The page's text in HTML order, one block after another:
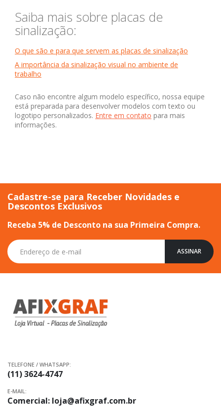
Saiba mais sobre placas de
sinalização:
O que são e para que servem as placas de sinalização
A importância da sinalização visual no ambiente de
trabalho
Caso não encontre algum modelo específico, nossa equipe
está preparada para desenvolver modelos com texto ou
logotipo personalizados. Entre em contato para mais
informações.
Cadastre-se para Receber Novidades e
Descontos Exclusivos
Receba 5% de Desconto na sua Primeira Compra.
Inscreva-
se
na
ASSINAR
TELEFONE / WHATSAPP:
(11) 3624-4747
E-MAIL:
Comercial: loja@afixgraf.com.br